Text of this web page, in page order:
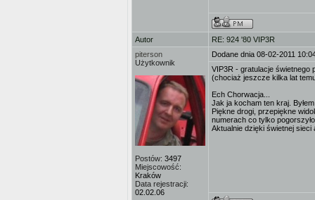
Autor
RE: 924 '80 VIP3R
piterson
Użytkownik
Postów: 3497
Miejscowość:
Kraków
Data rejestracji:
02.02.06
Dodane dnia 08-02-2011
VIP3R - gratulacje świetnego
(chociaż jeszcze kilka lat
Ech Chorwacja...
Jak ja kocham ten kraj.
Piękne drogi, przepiękne
numerach co tylko
Aktualnie dzięki świetnej